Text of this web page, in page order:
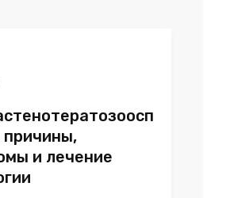
причины,
и лечение